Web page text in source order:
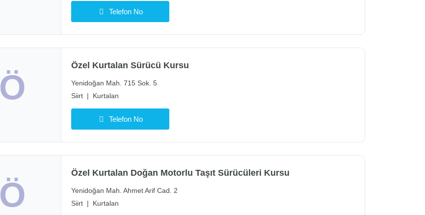
Telefon No
Ö
Özel Kurtalan Sürücü Kursu
Yenidoğan Mah. 715 Sok. 5
Siirt | Kurtalan
Telefon No
Ö
Özel Kurtalan Doğan Motorlu Taşıt Sürücüleri Kursu
Yenidoğan Mah. Ahmet Arif Cad. 2
Siirt | Kurtalan